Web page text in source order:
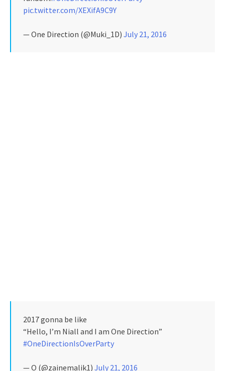
pic.twitter.com/XEXifA9C9Y
— One Direction (@Muki_1D) July 21, 2016
2017 gonna be like
“Hello, I’m Niall and I am One Direction”
#OneDirectionIsOverParty
— O (@zainemalik1) July 21, 2016